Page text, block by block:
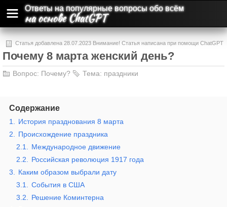
Ответы на популярные вопросы обо всём
на основе ChatGPT
Статья добавлена 28.07.2023 Внимание! Статья написана при помощи ChatGPT
и может содержать ошибки и неточности.
Почему 8 марта женский день?
Вопрос: Почему? Тема: праздники
Содержание
1.
История празднования 8 марта
2.
Происхождение праздника
2.1.
Международное движение
2.2.
Российская революция 1917 года
3.
Каким образом выбрали дату
3.1.
События в США
3.2.
Решение Коминтерна